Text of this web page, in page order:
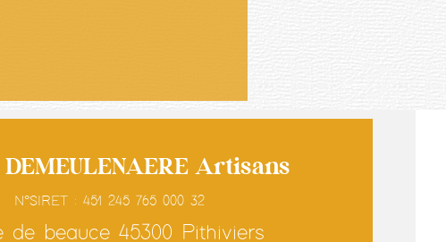
Artisans
N°SIRET : 451 245 765 000 32
de beauce 45300 Pithiviers